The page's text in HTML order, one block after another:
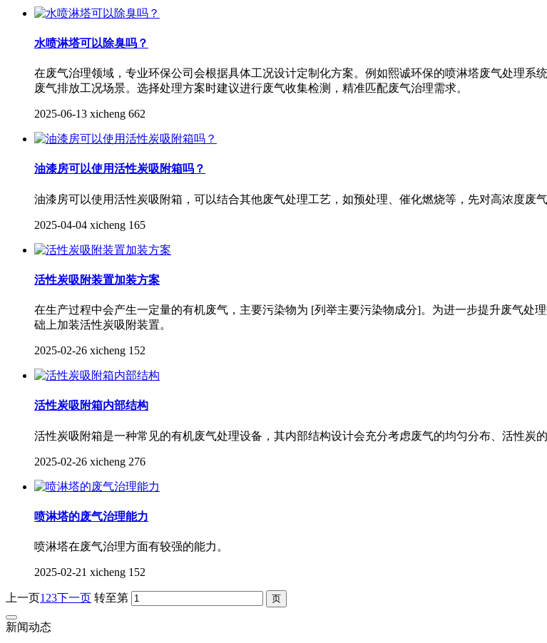
水喷淋塔可以除臭吗？
在废气治理领域，专业环保公司会根据具体工况设计定制化方案。例如熙诚环保的喷淋塔废气处理系
废气排放工况场景。选择处理方案时建议进行废气收集检测，精准匹配废气治理需求。
2025-06-13 xicheng 662
油漆房可以使用活性炭吸附箱吗？
油漆房可以使用活性炭吸附箱，可以结合其他废气处理工艺，如预处理、催化燃烧等，先对高浓度废
2025-04-04 xicheng 165
活性炭吸附装置加装方案
在生产过程中会产生一定量的有机废气，主要污染物为 [列举主要污染物成分]。为进一步提升废气处
础上加装活性炭吸附装置。
2025-02-26 xicheng 152
活性炭吸附箱内部结构
活性炭吸附箱是一种常见的有机废气处理设备，其内部结构设计会充分考虑废气的均匀分布、活性炭
2025-02-26 xicheng 276
喷淋塔的废气治理能力
喷淋塔在废气治理方面有较强的能力。
2025-02-21 xicheng 152
上一页1 23下一页 转至第
新闻动态